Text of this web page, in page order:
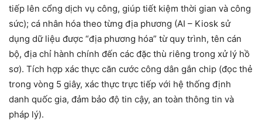
tiếp lên cổng dịch vụ công, giúp tiết kiệm thời gian và công
sức); cá nhân hóa theo từng địa phương (AI – Kiosk sử
dụng dữ liệu được “địa phương hóa” từ quy trình, tên cán
bộ, địa chỉ hành chính đến các đặc thù riêng trong xử lý hồ
sơ). Tích hợp xác thực căn cước công dân gắn chip (đọc thẻ
trong vòng 5 giây, xác thực trực tiếp với hệ thống định
danh quốc gia, đảm bảo độ tin cậy, an toàn thông tin và
pháp lý).